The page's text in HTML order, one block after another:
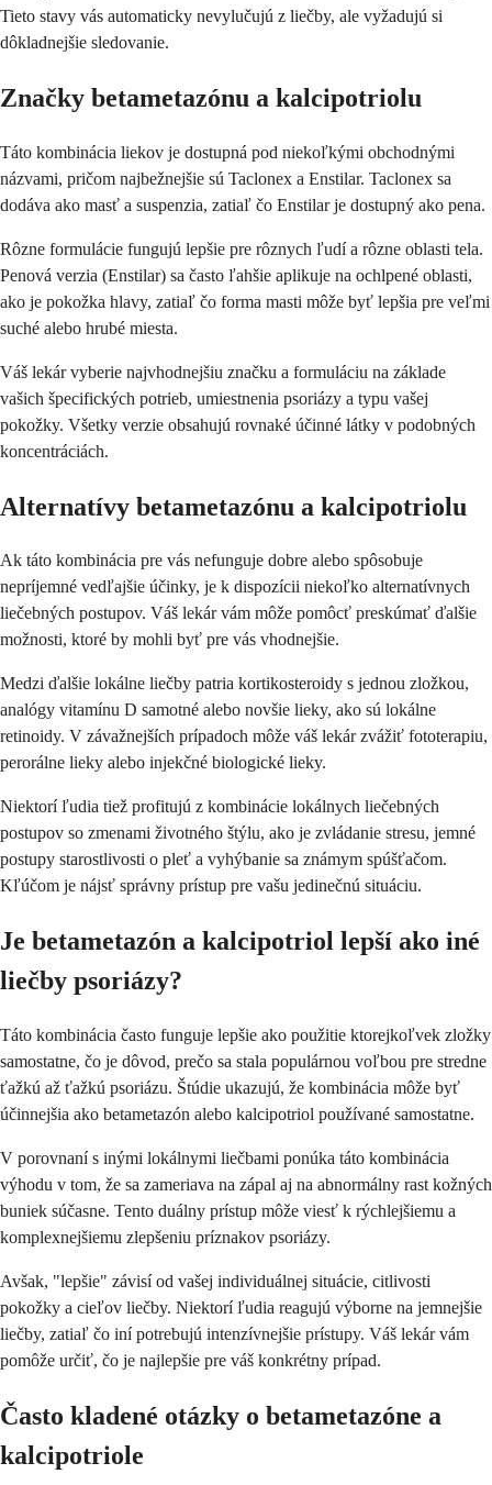
Tieto stavy vás automaticky nevylučujú z liečby, ale vyžadujú si
dôkladnejšie sledovanie.
Značky betametazónu a kalcipotriolu
Táto kombinácia liekov je dostupná pod niekoľkými obchodnými
názvami, pričom najbežnejšie sú Taclonex a Enstilar. Taclonex sa
dodáva ako masť a suspenzia, zatiaľ čo Enstilar je dostupný ako pena.
Rôzne formulácie fungujú lepšie pre rôznych ľudí a rôzne oblasti tela.
Penová verzia (Enstilar) sa často ľahšie aplikuje na ochlpené oblasti,
ako je pokožka hlavy, zatiaľ čo forma masti môže byť lepšia pre veľmi
suché alebo hrubé miesta.
Váš lekár vyberie najvhodnejšiu značku a formuláciu na základe
vašich špecifických potrieb, umiestnenia psoriázy a typu vašej
pokožky. Všetky verzie obsahujú rovnaké účinné látky v podobných
koncentráciách.
Alternatívy betametazónu a kalcipotriolu
Ak táto kombinácia pre vás nefunguje dobre alebo spôsobuje
nepríjemné vedľajšie účinky, je k dispozícii niekoľko alternatívnych
liečebných postupov. Váš lekár vám môže pomôcť preskúmať ďalšie
možnosti, ktoré by mohli byť pre vás vhodnejšie.
Medzi ďalšie lokálne liečby patria kortikosteroidy s jednou zložkou,
analógy vitamínu D samotné alebo novšie lieky, ako sú lokálne
retinoidy. V závažnejších prípadoch môže váš lekár zvážiť fototerapiu,
perorálne lieky alebo injekčné biologické lieky.
Niektorí ľudia tiež profitujú z kombinácie lokálnych liečebných
postupov so zmenami životného štýlu, ako je zvládanie stresu, jemné
postupy starostlivosti o pleť a vyhýbanie sa známym spúšťačom.
Kľúčom je nájsť správny prístup pre vašu jedinečnú situáciu.
Je betametazón a kalcipotriol lepší ako iné
liečby psoriázy?
Táto kombinácia často funguje lepšie ako použitie ktorejkoľvek zložky
samostatne, čo je dôvod, prečo sa stala populárnou voľbou pre stredne
ťažkú až ťažkú psoriázu. Štúdie ukazujú, že kombinácia môže byť
účinnejšia ako betametazón alebo kalcipotriol používané samostatne.
V porovnaní s inými lokálnymi liečbami ponúka táto kombinácia
výhodu v tom, že sa zameriava na zápal aj na abnormálny rast kožných
buniek súčasne. Tento duálny prístup môže viesť k rýchlejšiemu a
komplexnejšiemu zlepšeniu príznakov psoriázy.
Avšak, "lepšie" závisí od vašej individuálnej situácie, citlivosti
pokožky a cieľov liečby. Niektorí ľudia reagujú výborne na jemnejšie
liečby, zatiaľ čo iní potrebujú intenzívnejšie prístupy. Váš lekár vám
pomôže určiť, čo je najlepšie pre váš konkrétny prípad.
Často kladené otázky o betametazóne a
kalcipotriole